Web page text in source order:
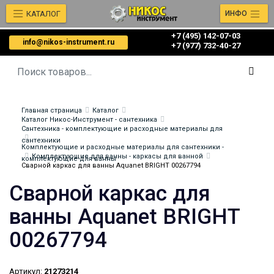
info@nikos-instrument.ru
+7 (495) 142-07-03
‎‎+7 (977) 732-40-27
КАТАЛОГ ИНФО
Главная страница
Каталог
Каталог Никос-Инструмент - сантехника
Сантехника - комплектующие и расходные материалы для
сантехники
Комплектующие и расходные материалы для сантехники -
комплектующие для ванны
Комплектующие для ванны - каркасы для ванной
Сварной каркас для ванны Aquanet BRIGHT 00267794
Сварной каркас для
ванны Aquanet BRIGHT
00267794
Артикул: 21273214